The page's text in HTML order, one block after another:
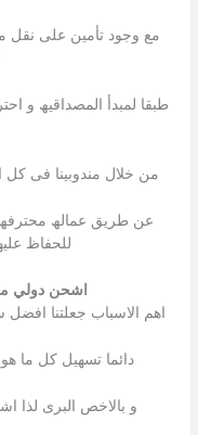
مع وجود تأمین على نقل
طبقا لمبدأ المصداقیھ و
من خلال مندوبینا فى كل
عن طریق عمالھ محترفھ
للحفاظ
اشحن دولي
اھم الاسباب جعلتنا
دائما تسھیل كل ما
و بالاخص البرى لذا